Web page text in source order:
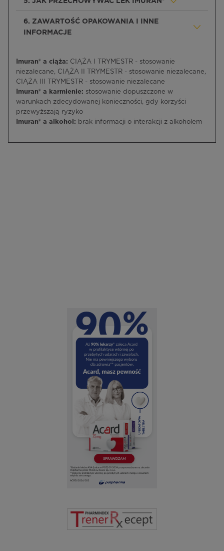
6. ZAWARTOŚĆ OPAKOWANIA I INNE
INFORMACJE
Imuran® a ciąża: CIĄŻA I TRYMESTR - stosowanie
niezalecane, CIĄŻA II TRYMESTR - stosowanie niezalecane,
CIĄŻA III TRYMESTR - stosowanie niezalecane
Imuran® a karmienie: stosowanie dopuszczone w
warunkach zdecydowanej konieczności, gdy korzyści
przewyższają ryzyko
Imuran® a alkohol: brak informacji o interakcji z alkoholem